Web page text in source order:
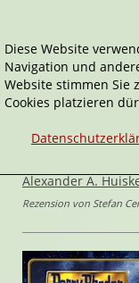
Home weitere
Perry
Perry Rhodan RPG
Perry
Alexander A.
Rezension von Stefan
Diese Website
Navigation und
Website stimmen Sie
Cookies platzieren